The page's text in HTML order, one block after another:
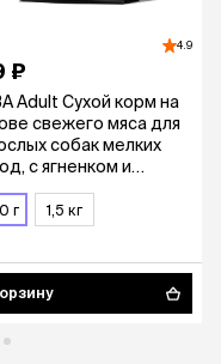
4.9
₽
Adult Сухой корм на
свежего мяса для
собак мелких
с ягненком и
г 1,5 кг